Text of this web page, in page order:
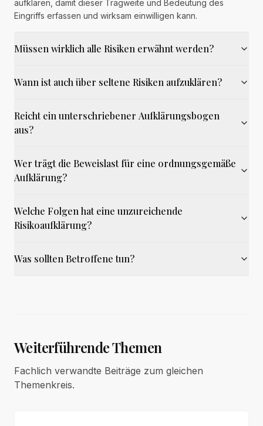
aufklären, damit dieser Tragweite und Bedeutung des
Eingriffs erfassen und wirksam einwilligen kann.
Müssen wirklich alle Risiken erwähnt werden?
Wann ist auch über seltene Risiken aufzuklären?
Reicht ein unterschriebener Aufklärungsbogen
aus?
Wer trägt die Beweislast für eine ordnungsgemäße
Aufklärung?
Welche Folgen hat eine unzureichende
Risikoaufklärung?
Was sollten Betroffene tun?
Weiterführende Themen
Fachlich verwandte Beiträge zum gleichen
Themenkreis.